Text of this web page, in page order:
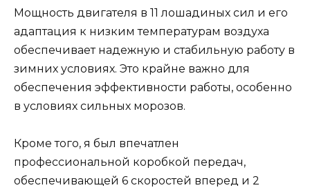
Мощность двигателя в 11 лошадиных сил и его
адаптация к низким температурам воздуха
обеспечивает надежную и стабильную работу в
зимних условиях. Это крайне важно для
обеспечения эффективности работы, особенно
в условиях сильных морозов.
Кроме того, я был впечатлен
профессиональной коробкой передач,
обеспечивающей 6 скоростей вперед и 2